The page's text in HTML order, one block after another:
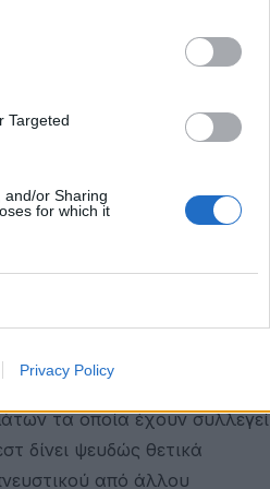
Targeted
and/or Sharing
for which it
Privacy Policy
που θα δώσουν
ένα επίπεδο ανοσίας
μας πληροφορήσει πόσο
απλά από την ικανότητά τους
και τη διαγνωστική τους
είναι αρνητικά στην
ατόμων που αποδεδειγμένα
τα οποία έχουν συλλεγεί
δίνει ψευδώς θετικά
από άλλου